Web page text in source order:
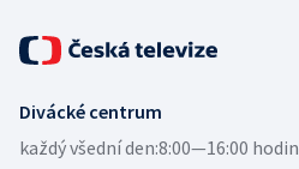
Divácké centrum
každý všední den:8:00—16:00 hodin